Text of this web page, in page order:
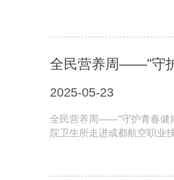
全民营养周——"守
2025-05-23
全民营养周——"守护青春健
院卫生所走进成都航空职业